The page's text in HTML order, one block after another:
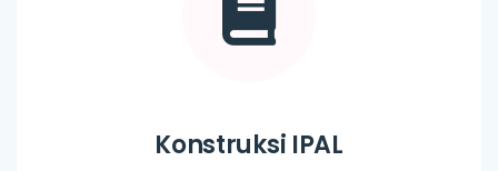
Konstruksi IPAL